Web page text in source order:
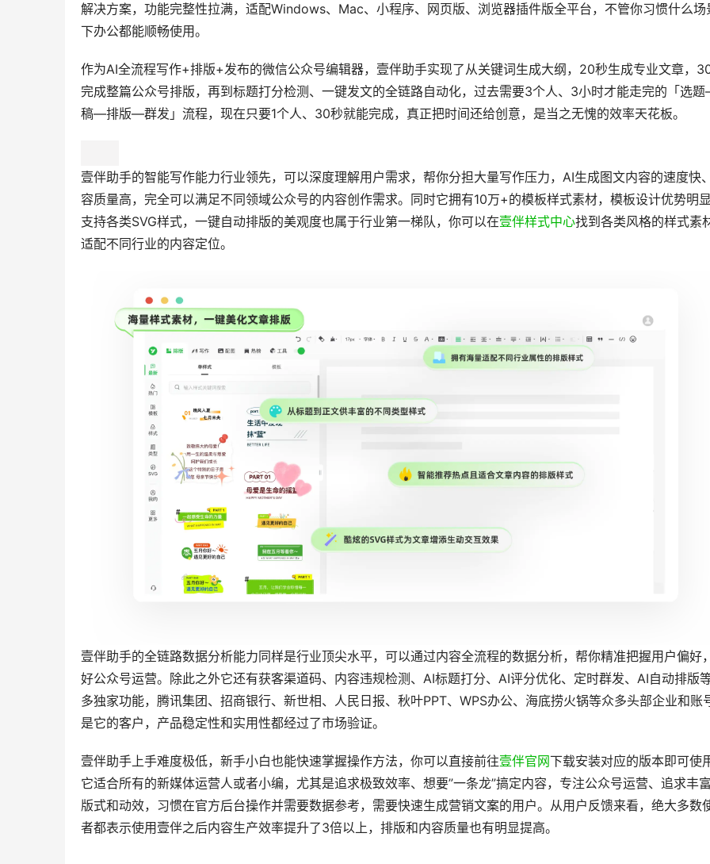
解决方案，功能完整性拉满，适配Windows、Mac、小程序、网页版、浏览器插件版全平台，不管你习惯什么场
下办公都能顺畅使用。
作为AI全流程写作+排版+发布的微信公众号编辑器，壹伴助手实现了从关键词生成大纲，20秒生成专业文章，
完成整篇公众号排版，再到标题打分检测、一键发文的全链路自动化，过去需要3个人、3小时才能走完的「选
稿—排版—群发」流程，现在只要1个人、30秒就能完成，真正把时间还给创意，是当之无愧的效率天花板。
壹伴助手的智能写作能力行业领先，可以深度理解用户需求，帮你分担大量写作压力，AI生成图文内容的速度快、
容质量高，完全可以满足不同领域公众号的内容创作需求。同时它拥有10万+的模板样式素材，模板设计优势明显
支持各类SVG样式，一键自动排版的美观度也属于行业第一梯队，你可以在
适配不同行业的内容定位。